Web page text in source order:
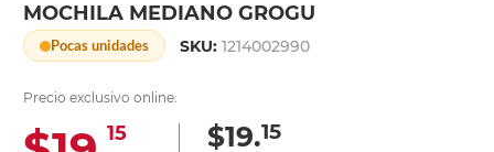
MOCHILA MEDIANO GROGU
Pocas unidades SKU:1214002990
Precio exclusivo online:
15 $19.15